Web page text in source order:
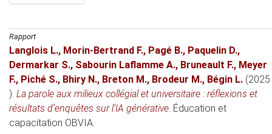
Rapport
Langlois L., Morin-Bertrand F., Pagé B., Paquelin D.,
Dermarkar S., Sabourin Laflamme A., Bruneault F., Meyer
F., Piché S., Bhiry N., Breton M., Brodeur M., Bégin L. (2025
). La parole aux milieux collégial et universitaire : réflexions et
résultats d’enquêtes sur l’IA générative. Éducation et
capacitation OBVIA.